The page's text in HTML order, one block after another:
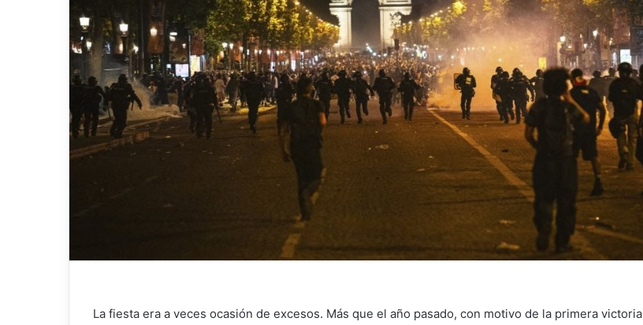
La fiesta era a veces ocasión de excesos. Más que el año pasado, con motivo de la primera victoria